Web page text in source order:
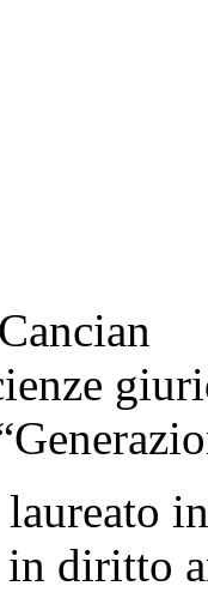
laureato
in diritto